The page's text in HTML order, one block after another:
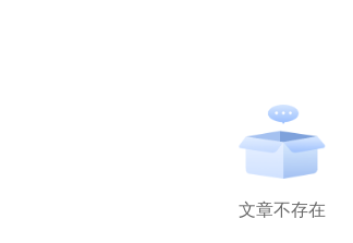
文章不存在